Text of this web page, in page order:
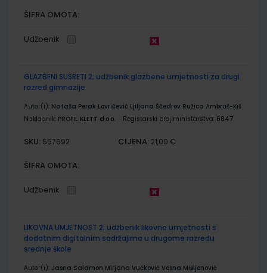
ŠIFRA OMOTA:
Udžbenik
GLAZBENI SUSRETI 2; udžbenik glazbene umjetnosti za drugi
razred gimnazije
Autor(i): Nataša Perak Lovričević Ljiljana Ščedrov Ružica Ambruš-Kiš
Nakladnik: PROFIL KLETT d.o.o. Registarski broj ministarstva: 6847
SKU: 567692 CIJENA: 21,00 €
ŠIFRA OMOTA:
Udžbenik
LIKOVNA UMJETNOST 2; udžbenik likovne umjetnosti s
dodatnim digitalnim sadržajima u drugome razredu
srednje škole
Autor(i): Jasna Salamon Mirjana Vučković Vesna Mišljenović